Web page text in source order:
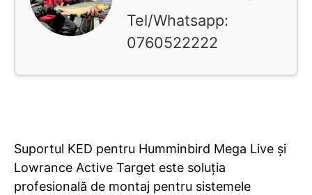
Tel/Whatsapp:
0760522222
Suportul KED pentru Humminbird Mega Live și
Lowrance Active Target este soluția
profesională de montaj pentru sistemele